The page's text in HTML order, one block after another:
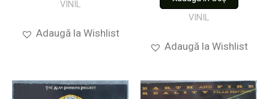
VINIL
Adaugă la Wishlist
VINIL
Adaugă la Wishlist